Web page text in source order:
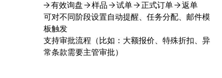
→ 有效询盘 → 样品 → 试单 → 正式订单 → 返单
可对不同阶段设置自动提醒、任务分配、邮件模
板触发
支持审批流程（比如：大额报价、特殊折扣、异
常条款需要主管审批）